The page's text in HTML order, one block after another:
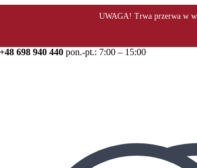
698 940 440 pon.-pt.: 7:00 – 15:00